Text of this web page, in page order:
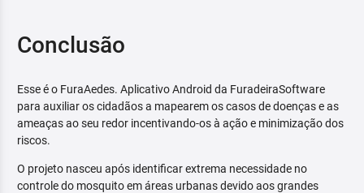
Conclusão
Esse é o FuraAedes. Aplicativo Android da FuradeiraSoftware
para auxiliar os cidadãos a mapearem os casos de doenças e as
ameaças ao seu redor incentivando-os à ação e minimização dos
riscos.
O projeto nasceu após identificar extrema necessidade no
controle do mosquito em áreas urbanas devido aos grandes